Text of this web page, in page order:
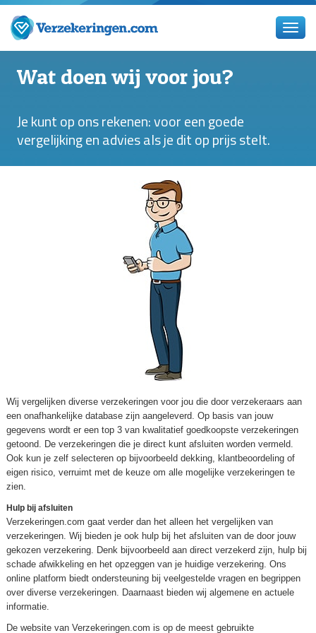
Wat doen wij voor jou?
Je kunt op ons rekenen: voor een goede
vergelijking en advies als je dit op prijs stelt.
Wij vergelijken diverse verzekeringen voor jou die door verzekeraars aan
een onafhankelijke database zijn aangeleverd. Op basis van jouw
gegevens wordt er een top 3 van kwalitatief goedkoopste verzekeringen
getoond. De verzekeringen die je direct kunt afsluiten worden vermeld.
Ook kun je zelf selecteren op bijvoorbeeld dekking, klantbeoordeling of
eigen risico, verruimt met de keuze om alle mogelijke verzekeringen te
zien.
Hulp bij afsluiten
Verzekeringen.com gaat verder dan het alleen het vergelijken van
verzekeringen. Wij bieden je ook hulp bij het afsluiten van de door jouw
gekozen verzekering. Denk bijvoorbeeld aan direct verzekerd zijn, hulp bij
schade afwikkeling en het opzeggen van je huidige verzekering. Ons
online platform biedt ondersteuning bij veelgestelde vragen en begrippen
over diverse verzekeringen. Daarnaast bieden wij algemene en actuele
informatie.
De website van Verzekeringen.com is op de meest gebruikte